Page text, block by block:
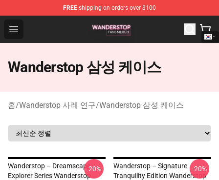
FREE shipping on orders over $100
Open menu
Wanderstop Shop - Official Wanderstop Merchandise
Wanderstop 삼성 케이스
홈/Wanderstop 사례 연구/Wanderstop 삼성 케이스
Wanderstop – Dreamscape
Explorer Series Wanderstop
-20%
Wanderstop – Signature
Tranquility Edition Wanderstop
-20%